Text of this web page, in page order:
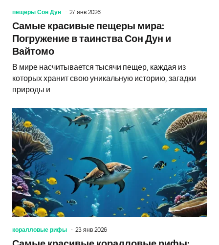
пещеры Сон Дун 27 янв 2026
Самые красивые пещеры мира:
Погружение в таинства Сон Дун и
Вайтомо
В мире насчитывается тысячи пещер, каждая из
которых хранит свою уникальную историю, загадки
природы и
коралловые рифы 23 янв 2026